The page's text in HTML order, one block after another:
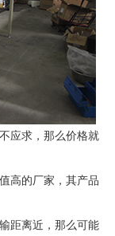
应求，那么价格就
高的厂家，其产品
距离近，那么可能